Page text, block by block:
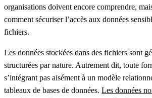
organisations doivent encore comprendre,
comment sécuriser l’accès aux données
fichiers.
Les données stockées dans des fichiers sont
structurées par nature. Autrement dit, toute
s’intégrant pas aisément à un modèle
tableaux de bases de données. Les données